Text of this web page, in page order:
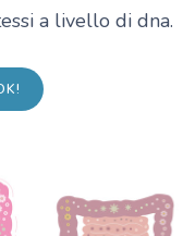
a livello di dna.